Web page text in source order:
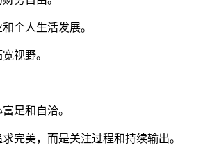
个人生活发展。
视野。
足和自洽。
完美，而是关注过程和持续输出。